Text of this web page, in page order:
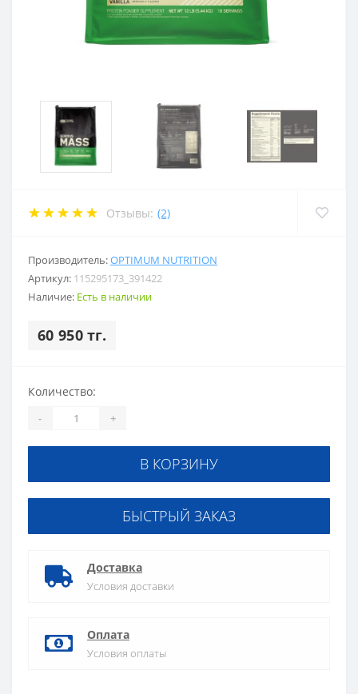
Отзывы: (2)
Производитель:OPTIMUM NUTRITION
Артикул: 115295173_391422
Наличие: Есть в наличии
60 950 тг.
Количество:
- +
В КОРЗИНУ
БЫСТРЫЙ ЗАКАЗ
Доставка
Условия доставки
Оплата
Условия оплаты